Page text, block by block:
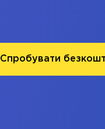
Спробувати